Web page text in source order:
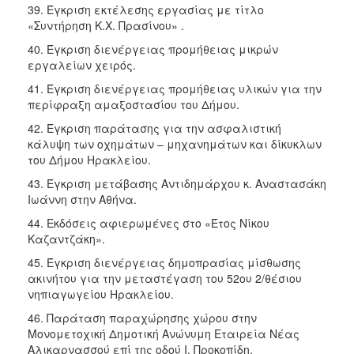
39. Έγκριση εκτέλεσης εργασίας με τίτλο
«Συντήρηση Κ.Χ. Πρασίνου» .
40. Έγκριση διενέργειας προμήθειας μικρών
εργαλείων χειρός.
41. Έγκριση διενέργειας προμήθειας υλικών για την
περίφραξη αμαξοστασίου του Δήμου.
42. Έγκριση παράτασης για την ασφαλιστική
κάλυψη των οχημάτων – μηχανημάτων και δίκυκλων
του Δήμου Ηρακλείου.
43. Έγκριση μετάβασης Αντιδημάρχου κ. Αναστασάκη
Ιωάννη στην Αθήνα.
44. Εκδόσεις αφιερωμένες στο «Έτος Νίκου
Καζαντζάκη».
45. Έγκριση διενέργειας δημοπρασίας μίσθωσης
ακινήτου για την μεταστέγαση του 52ου 2/θέσιου
νηπιαγωγείου Ηρακλείου.
46. Παράταση παραχώρησης χώρου στην
Μονομετοχική Δημοτική Ανώνυμη Εταιρεία Νέας
Αλικαρνασσού επί της οδού Ι. Προκοπίδη.